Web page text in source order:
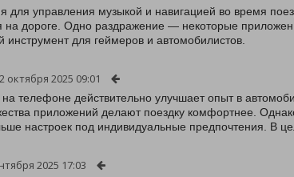
для управления музыкой и навигацией во время
на дороге. Одно раздражение — некоторые
инструмент для геймеров и автомобилистов.
2 октября 2025 09:01
телефоне действительно улучшает опыт в
приложений делают поездку комфортнее.
настроек под индивидуальные предпочтения. В
2025 17:03